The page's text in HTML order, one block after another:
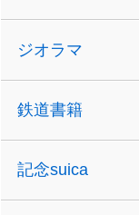
ジオラマ
鉄道書籍
記念suica